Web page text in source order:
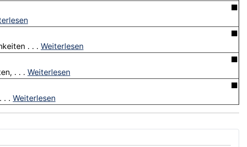
■
■
. . . Weiterlesen
■
. . . Weiterlesen
■
. . Weiterlesen